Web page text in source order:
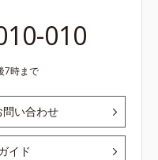
010
7時まで
い合わせ
イド